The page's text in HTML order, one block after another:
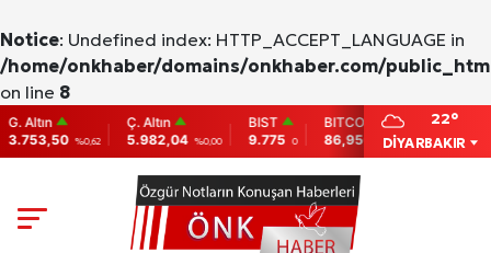
Notice: Undefined index: HTTP_ACCEPT_LANGUAGE in
/home/onkhaber/domains/onkhaber.com/
on line 8
%0,62
Ç. Altın
5.982,04 %0,00
BIST
9.775
0
BITCOIN
86,956.742
-0.31
ETHEREUM
2,007.26 -
DİYARBAKIR
22°